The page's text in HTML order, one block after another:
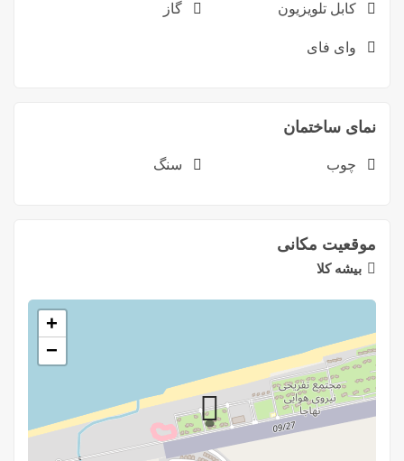
کابل تلویزیون گاز
وای فای
نمای ساختمان
چوب سنگ
موقعیت مکانی
بیشه کلا
+
−